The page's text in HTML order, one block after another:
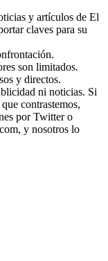
y artículos de El
claves para su
son limitados.
y directos.
ni noticias. Si
contrastemos,
por Twitter o
y nosotros lo